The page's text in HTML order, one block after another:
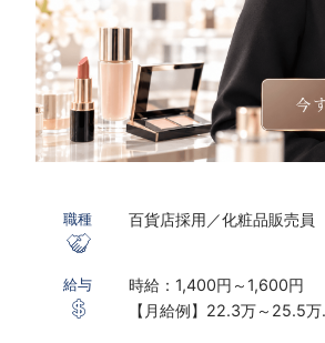
職種 百貨店採用／化粧品販売員
給与
時給：1,400円～1,600円
【月給例】22.3万～25.5万